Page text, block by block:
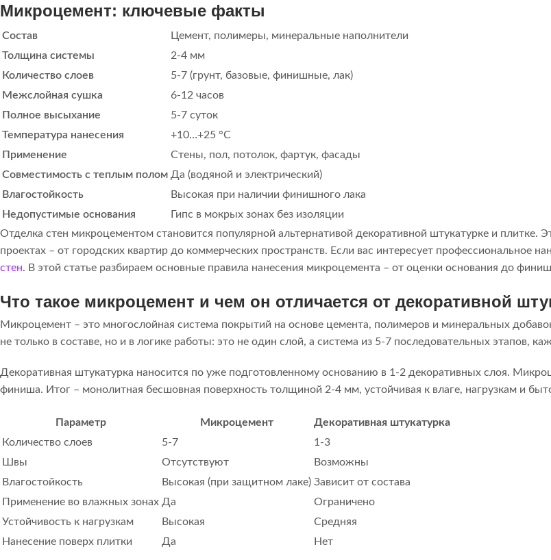
Микроцемент: ключевые факты
Состав
Цемент, полимеры, минеральные наполнители
Толщина системы
2-4 мм
Количество слоев
5-7 (грунт, базовые, финишные, лак)
Межслойная сушка
6-12 часов
Полное высыхание
5-7 суток
Температура нанесения
+10…+25 °C
Применение
Стены, пол, потолок, фартук, фасады
Совместимость с теплым полом Да (водяной и электрический)
Влагостойкость
Высокая при наличии финишного лака
Недопустимые основания
Гипс в мокрых зонах без изоляции
Отделка стен микроцементом становится популярной альтернативой декоративной штукатурке и плитке.
проектах – от городских квартир до коммерческих пространств. Если вас интересует профессиональное
стен. В этой статье разбираем основные правила нанесения микроцемента – от оценки основания до
Что такое микроцемент и чем он отличается от декоративной
Микроцемент – это многослойная система покрытий на основе цемента, полимеров и минеральных
не только в составе, но и в логике работы: это не один слой, а система из 5-7 последовательных этапов,
Декоративная штукатурка наносится по уже подготовленному основанию в 1-2 декоративных слоя.
финиша. Итог – монолитная бесшовная поверхность толщиной 2-4 мм, устойчивая к влаге, нагрузкам и
Параметр Микроцемент
Декоративная штукатурка
Количество слоев
5-7
1-3
Швы
Отсутствуют
Возможны
Влагостойкость
Высокая (при защитном лаке) Зависит от состава
Применение во влажных зонах Да
Ограничено
Устойчивость к нагрузкам
Высокая
Средняя
Нанесение поверх плитки
Да Нет